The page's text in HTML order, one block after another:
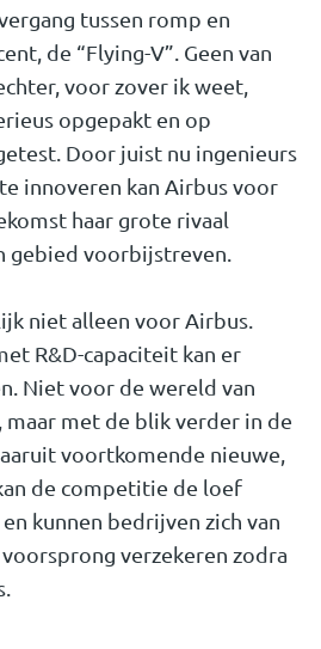
tussen romp en
de “Flying-V”. Geen van
voor zover ik weet,
opgepakt en op
Door juist nu ingenieurs
innoveren kan Airbus voor
haar grote rivaal
gebied voorbijstreven.
niet alleen voor Airbus.
R&D-capaciteit kan er
Niet voor de wereld van
maar met de blik verder in de
voortkomende nieuwe,
de competitie de loef
kunnen bedrijven zich van
verzekeren zodra